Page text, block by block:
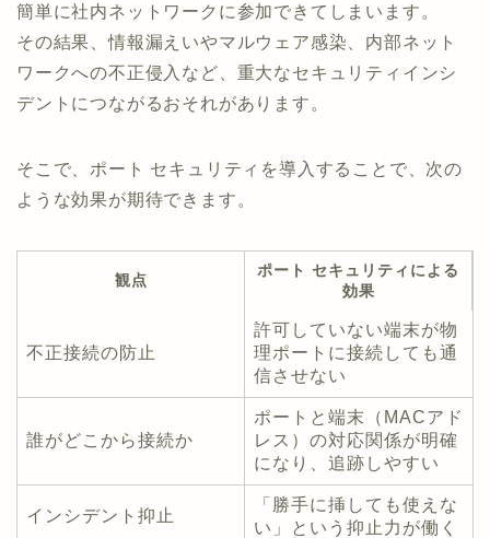
簡単に社内ネットワークに参加できてしまいます。
その結果、情報漏えいやマルウェア感染、内部ネット
ワークへの不正侵入など、重大なセキュリティインシ
デントにつながるおそれがあります。
そこで、ポート セキュリティを導入することで、次の
ような効果が期待できます。
観点
ポート セキュリティによる
効果
不正接続の防止
許可していない端末が物
理ポートに接続しても通
信させない
誰がどこから接続か
ポートと端末（MACアド
レス）の対応関係が明確
になり、追跡しやすい
インシデント抑止
「勝手に挿しても使えな
い」という抑止力が働く